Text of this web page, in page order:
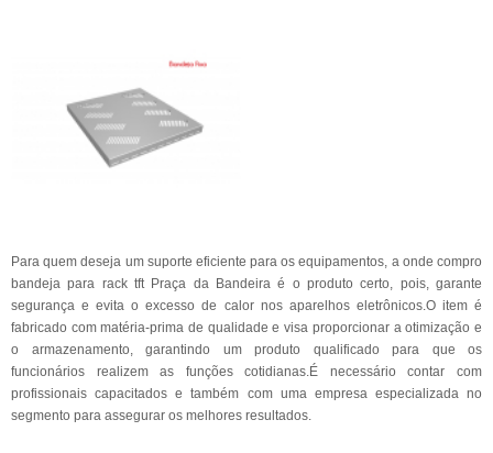
Para quem deseja um suporte eficiente para os equipamentos, a onde compro
bandeja para rack tft Praça da Bandeira é o produto certo, pois, garante
segurança e evita o excesso de calor nos aparelhos eletrônicos.O item é
fabricado com matéria-prima de qualidade e visa proporcionar a otimização e
o armazenamento, garantindo um produto qualificado para que os
funcionários realizem as funções cotidianas.É necessário contar com
profissionais capacitados e também com uma empresa especializada no
segmento para assegurar os melhores resultados.